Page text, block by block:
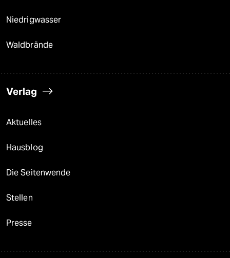
Niedrigwasser
Waldbrände
Verlag
Aktuelles
Hausblog
Die Seitenwende
Stellen
Presse